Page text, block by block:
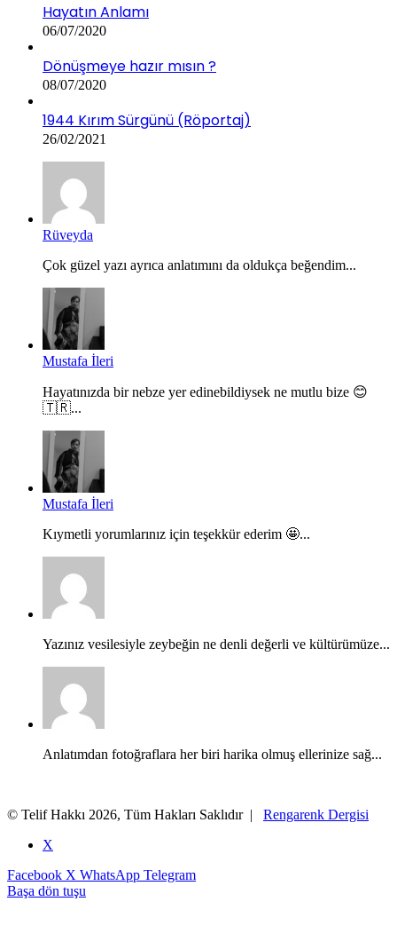
Hayatın Anlamı
06/07/2020
Dönüşmeye hazır mısın ?
08/07/2020
1944 Kırım Sürgünü (Röportaj)
26/02/2021
Rüveyda
Çok güzel yazı ayrıca anlatımını da oldukça beğendim...
Mustafa İleri
Hayatınızda bir nebze yer edinebildiysek ne mutlu bize 😊
🇹🇷...
Mustafa İleri
Kıymetli yorumlarınız için teşekkür ederim 🤩...
Yazınız vesilesiyle zeybeğin ne denli değerli ve kültürümüze...
Anlatımdan fotoğraflara her biri harika olmuş ellerinize sağ...
© Telif Hakkı 2026, Tüm Hakları Saklıdır | Rengarenk Dergisi
X
Facebook X WhatsApp Telegram
Başa dön tuşu